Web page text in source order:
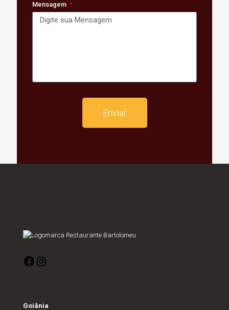
Mensagem
Enviar
Goiânia